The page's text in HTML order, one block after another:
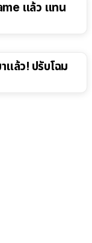
แล้ว แทน
ล้ว! ปรับโฉม